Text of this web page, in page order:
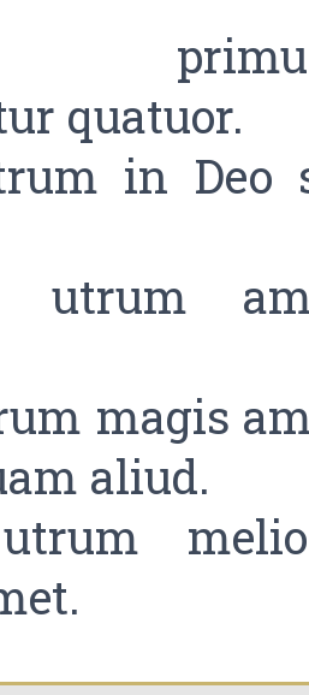
quatuor.
in Deo
utrum
magis
aliud.